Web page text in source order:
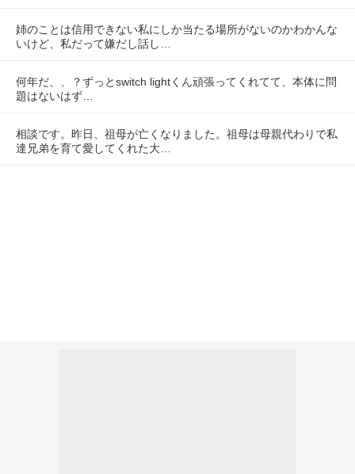
姉のことは信用できない私にしか当たる場所がないのかわかんな
いけど、私だって嫌だし話し…
何年だ、、？ずっとswitch lightくん頑張ってくれてて、本体に問
題はないはず…
相談です。昨日、祖母が亡くなりました。祖母は母親代わりで私
達兄弟を育て愛してくれた大…